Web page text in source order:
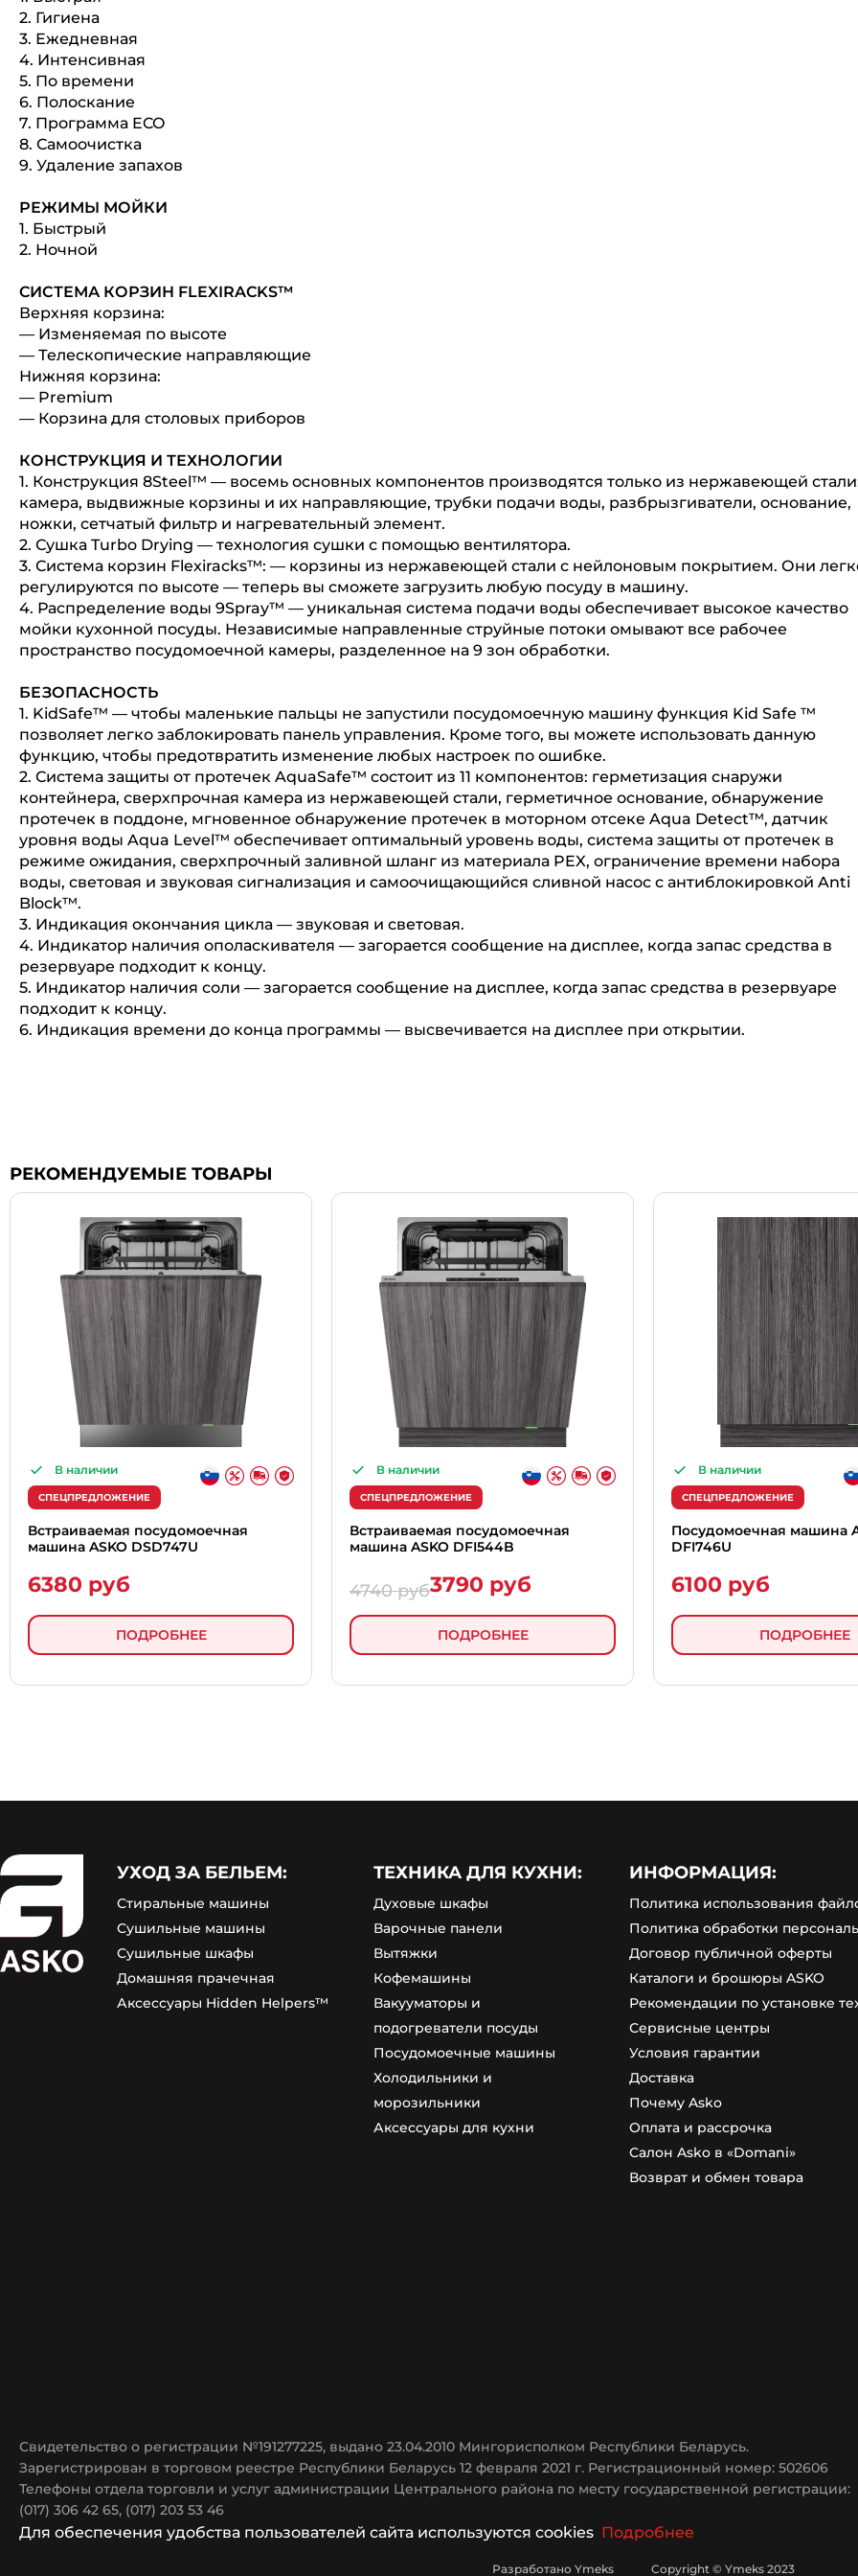
2. Гигиена
3. Ежедневная
4. Интенсивная
5. По времени
6. Полоскание
7. Программа ECO
8. Самоочистка
9. Удаление запахов
РЕЖИМЫ МОЙКИ
1. Быстрый
2. Ночной
CИСТЕМА КОРЗИН FLEXIRACKS™
Верхняя корзина:
— Изменяемая по высоте
— Телескопические направляющие
Нижняя корзина:
— Premium
— Корзина для столовых приборов
КОНСТРУКЦИЯ И ТЕХНОЛОГИИ
1. Конструкция 8Steel™ — восемь основных компонентов производятся только из нержавеющей
камера, выдвижные корзины и их направляющие, трубки подачи воды, разбрызгиватели, основание,
ножки, сетчатый фильтр и нагревательный элемент.
2. Сушка Turbo Drying — технология сушки с помощью вентилятора.
3. Система корзин Flexiracks™: — корзины из нержавеющей стали с нейлоновым покрытием. Они
регулируются по высоте — теперь вы сможете загрузить любую посуду в машину.
4. Распределение воды 9Spray™ — уникальная система подачи воды обеспечивает высокое качество
мойки кухонной посуды. Независимые направленные струйные потоки омывают все рабочее
пространство посудомоечной камеры, разделенное на 9 зон обработки.
БЕЗОПАСНОСТЬ
1. KidSafe™ — чтобы маленькие пальцы не запустили посудомоечную машину функция Kid Safe ™
позволяет легко заблокировать панель управления. Кроме того, вы можете использовать данную
функцию, чтобы предотвратить изменение любых настроек по ошибке.
2. Система защиты от протечек AquaSafe™ состоит из 11 компонентов: герметизация снаружи
контейнера, сверхпрочная камера из нержавеющей стали, герметичное основание, обнаружение
протечек в поддоне, мгновенное обнаружение протечек в моторном отсеке Aqua Detect™, датчик
уровня воды Aqua Level™ обеспечивает оптимальный уровень воды, система защиты от протечек в
режиме ожидания, сверхпрочный заливной шланг из материала PEX, ограничение времени набора
воды, световая и звуковая сигнализация и самоочищающийся сливной насос с антиблокировкой Anti
Block™.
3. Индикация окончания цикла — звуковая и световая.
4. Индикатор наличия ополаскивателя — загорается сообщение на дисплее, когда запас средства в
резервуаре подходит к концу.
5. Индикатор наличия соли — загорается сообщение на дисплее, когда запас средства в резервуаре
подходит к концу.
6. Индикация времени до конца программы — высвечивается на дисплее при открытии.
РЕКОМЕНДУЕМЫЕ ТОВАРЫ
В наличии
СПЕЦПРЕДЛОЖЕНИЕ
Встраиваемая посудомоечная
машина ASKO DSD747U
6380 руб
ПОДРОБНЕЕ
В наличии
СПЕЦПРЕДЛОЖЕНИЕ
Встраиваемая посудомоечная
машина ASKO DFI544B
4740 руб3790 руб
ПОДРОБНЕЕ
В наличии
СПЕЦПРЕДЛОЖЕНИЕ
Посудомоечная машина
DFI746U
6100 руб
ПОДРОБНЕЕ
УХОД ЗА БЕЛЬЕМ:
Стиральные машины
Сушильные машины
Сушильные шкафы
Домашняя прачечная
Аксессуары Hidden Helpers™
ТЕХНИКА ДЛЯ КУХНИ:
Духовые шкафы
Варочные панели
Вытяжки
Кофемашины
Вакууматоры и
подогреватели посуды
Посудомоечные машины
Холодильники и
морозильники
Аксессуары для кухни
ИНФОРМАЦИЯ:
Политика использования
Политика обработки
Договор публичной оферты
Каталоги и брошюры ASKO
Рекомендации по установке
Сервисные центры
Условия гарантии
Доставка
Почему Asko
Оплата и рассрочка
Салон Asko в «Domani»
Возврат и обмен товара
Свидетельство о регистрации №191277225, выдано 23.04.2010 Мингорисполком Республики Беларусь.
Зарегистрирован в торговом реестре Республики Беларусь 12 февраля 2021 г. Регистрационный номер: 502606
Телефоны отдела торговли и услуг администрации Центрального района по месту государственной регистрации:
(017) 306 42 65, (017) 203 53 46
Для обеспечения удобства пользователей сайта используются cookies Подробнее
Разработано Ymeks Copyright © Ymeks 2023